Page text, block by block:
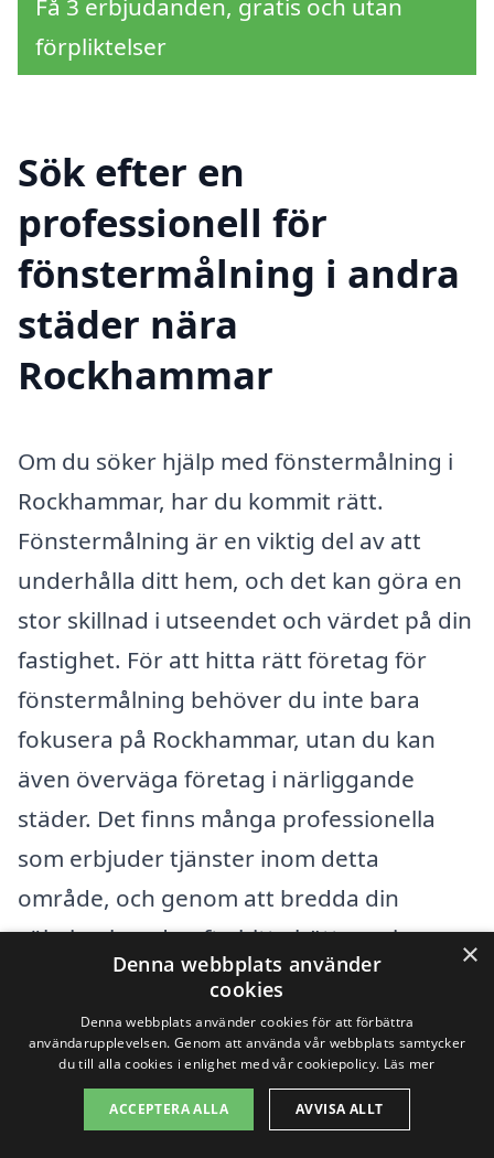
Få 3 erbjudanden, gratis och utan
förpliktelser
Sök efter en
professionell för
fönstermålning i andra
städer nära
Rockhammar
Om du söker hjälp med fönstermålning i
Rockhammar, har du kommit rätt.
Fönstermålning är en viktig del av att
underhålla ditt hem, och det kan göra en
stor skillnad i utseendet och värdet på din
fastighet. För att hitta rätt företag för
fönstermålning behöver du inte bara
fokusera på Rockhammar, utan du kan
även överväga företag i närliggande
städer. Det finns många professionella
som erbjuder tjänster inom detta
område, och genom att bredda din
sökning kan du ofta hitta bättre priser
och kvalitet på arbetet.
Här är några städer runt Rockhammar
där du kan hitta professionella
fönstermålarföretag:
×
Denna webbplats använder
cookies
Denna webbplats använder cookies för att förbättra
användarupplevelsen. Genom att använda vår webbplats samtycker
du till alla cookies i enlighet med vår cookiepolicy. Läs mer
ACCEPTERA ALLA AVVISA ALLT